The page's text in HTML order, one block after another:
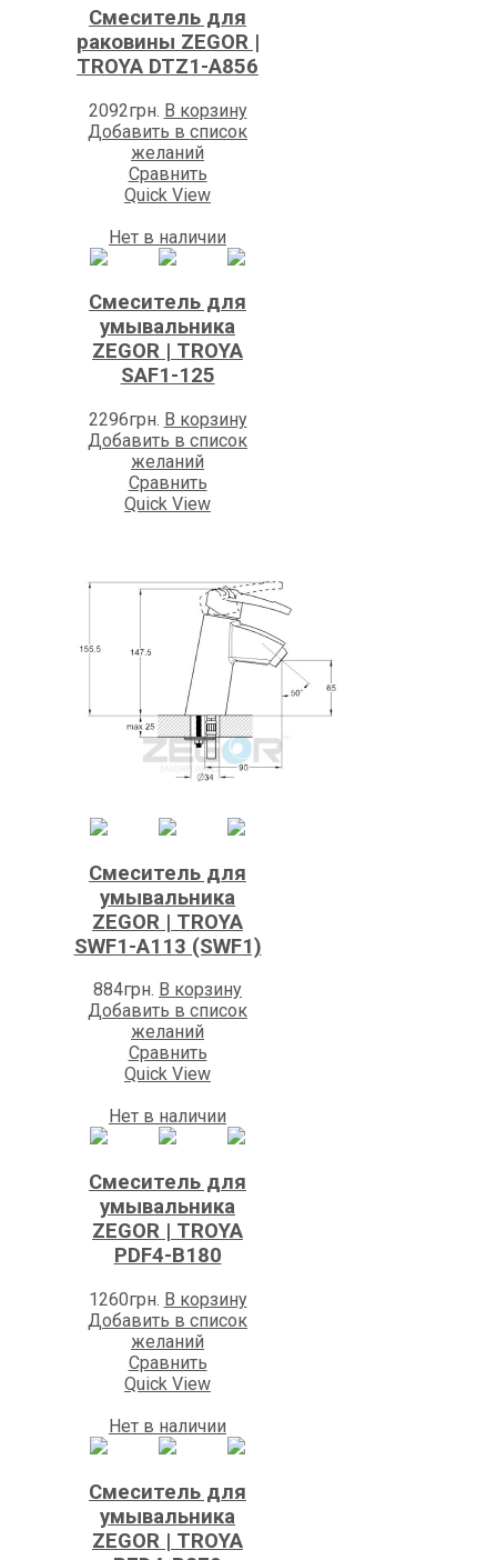
Смеситель для
раковины ZEGOR |
TROYA DTZ1-A856
2092грн. В корзину
Добавить в список
желаний
Сравнить
Quick View
Нет в наличии
Смеситель для
умывальника
ZEGOR | TROYA
SAF1-125
2296грн. В корзину
Добавить в список
желаний
Сравнить
Quick View
Смеситель для
умывальника
ZEGOR | TROYA
SWF1-A113 (SWF1)
884грн. В корзину
Добавить в список
желаний
Сравнить
Quick View
Нет в наличии
Смеситель для
умывальника
ZEGOR | TROYA
PDF4-В180
1260грн. В корзину
Добавить в список
желаний
Сравнить
Quick View
Нет в наличии
Смеситель для
умывальника
ZEGOR | TROYA